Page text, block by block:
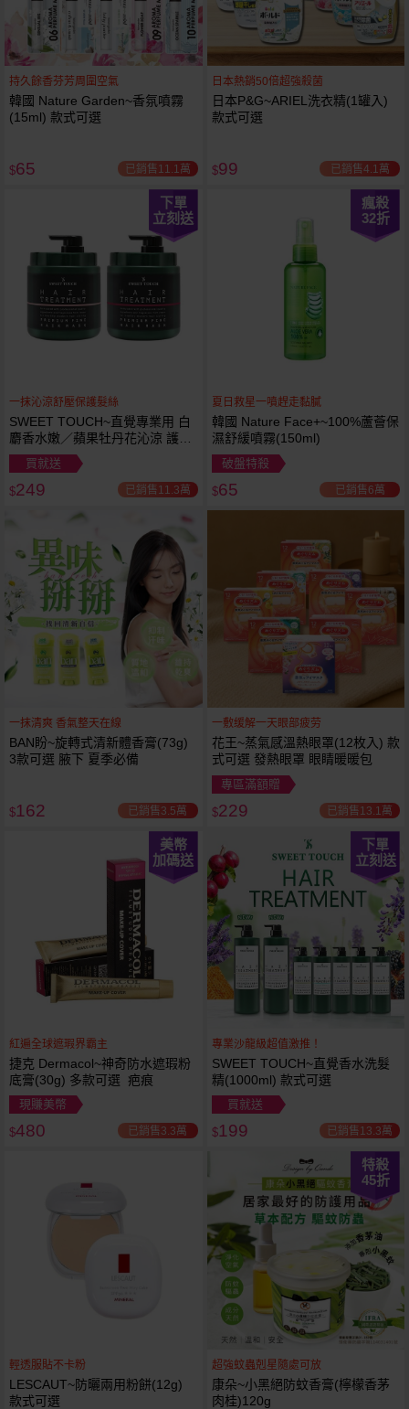
持久餘香芬芳周圍空氣
韓國 Nature Garden~香氛噴霧
(15ml) 款式可選
$65 已銷售11.1萬
日本熱銷50倍超強殺菌
日本P&G~ARIEL洗衣精(1罐入)
款式可選
$99 已銷售4.1萬
下單
立刻送
一抹沁涼舒壓保護髮絲
SWEET TOUCH~直覺專業用 白
麝香水嫩／蘋果牡丹花沁涼 護髮
膜(1000ml) 款式可選 全新包裝
買就送
$249 已銷售11.3萬
瘋殺
32折
夏日救星一噴趕走黏膩
韓國 Nature Face+~100%蘆薈保
濕舒緩噴霧(150ml)
破盤特殺
$65 已銷售6萬
一抹清爽 香氣整天在線
BAN盼~旋轉式清新體香膏(73g)
3款可選 腋下 夏季必備
$162 已銷售3.5萬
一敷缓解一天眼部疲劳
花王~蒸氣感溫熱眼罩(12枚入) 款
式可選 發熱眼罩 眼睛暖暖包
專區滿額贈
$229 已銷售13.1萬
美幣
加碼送
紅遍全球遮瑕界霸主
捷克 Dermacol~神奇防水遮瑕粉
底膏(30g) 多款可選 疤痕
現賺美幣
$480 已銷售3.3萬
下單
立刻送
專業沙龍級超值激推！
SWEET TOUCH~直覺香水洗髮
精(1000ml) 款式可選
買就送
$199 已銷售13.3萬
輕透服貼不卡粉
LESCAUT~防曬兩用粉餅(12g)
款式可選
特殺
45折
超強蚊蟲剋星隨處可放
康朵~小黑絕防蚊香膏(檸檬香茅
肉桂)120g